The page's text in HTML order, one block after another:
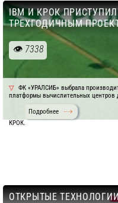
IBM И КРОК
ТРЕХГОДИЧНЫМ
7338
ФК «УРАЛСИБ» выбрала
платформы вычислительных
КРОК.
Подробнее
ОТКРЫТЫЕ